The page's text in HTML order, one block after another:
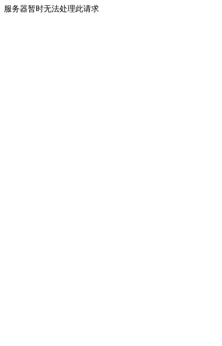
服务器暂时无法处理此请求